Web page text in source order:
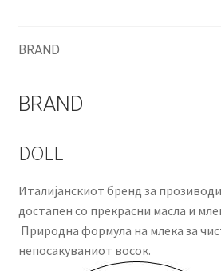
BRAND
BRAND
DOLL
Италијанскиот бренд за
достапен со прекрасни масла и
Природна формула на млека за
непосакуваниот восок.